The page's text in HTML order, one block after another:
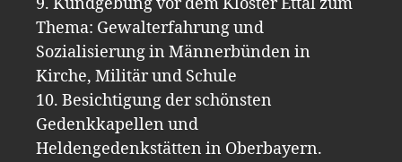
Thema: Gewalterfahrung und
Sozialisierung in Männerbünden in
Kirche, Militär und Schule
10. Besichtigung der schönsten
Gedenkkapellen und
Heldengedenkstätten in Oberbayern.